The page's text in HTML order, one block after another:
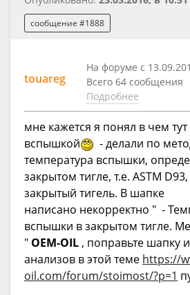
сообщение #1888
touareg
На форуме с
Всего 64 сообщения
Подробнее
мне кажется я понял в чем тут
вспышкой
- делали по
температура вспышки,
закрытом тигле, т.е. ASTM
закрытый тигель. В шапке
написано некорректно " -
вспышки в закрытом тигле.
" OEM-OIL, поправьте шапку
анализов в этой теме https://
oil.com/forum/stoimost/?p=1